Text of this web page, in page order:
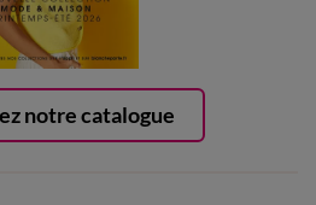
notre catalogue